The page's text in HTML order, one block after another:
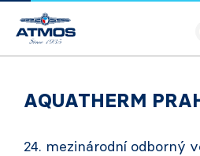
AQUATHERM
24. mezinárodní odborný